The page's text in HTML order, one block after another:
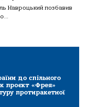
Навроцький позбавив
до спільного
проєкт «Фрея»
протиракетної